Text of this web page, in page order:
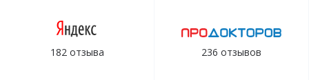
182 отзыва 236 отзывов